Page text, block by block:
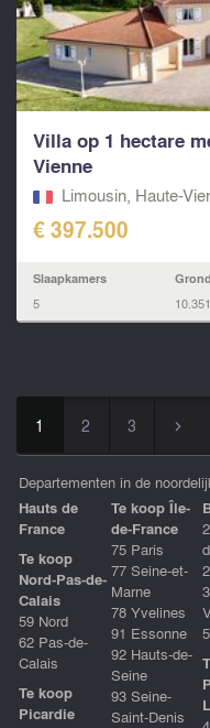
Villa op 1 hectare
Vienne
Limousin, Haute-
€ 397.500
Slaapkamers
5
Grond
1 2 3 ▻
Departementen in de
Hauts de
France
Te koop
Nord-Pas-de-
Calais
59 Nord
62 Pas-de-
Calais
Te koop
Picardie
Te koop Île-
de-France
75 Paris
77 Seine-et-
Marne
78 Yvelines
91 Essonne
92 Hauts-de-
Seine
93 Seine-
Saint-Denis